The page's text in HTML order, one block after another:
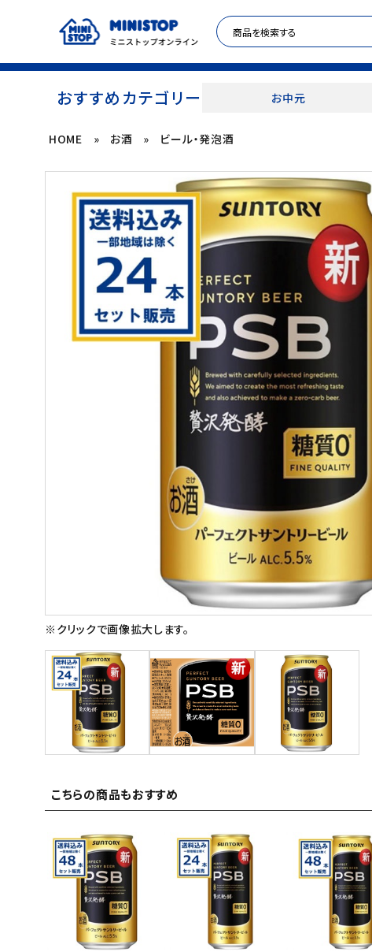
おすすめカテゴリー お中元
ACCOUNT MENU
ログイン person 新規登録
フードロス
ペット用品
SHOP GUIDE
ご利用ガイド
特定商取引法表示について
プライバシーポリシー
利用規約
HOME » お酒 » ビール・発泡酒
※クリックで画像拡大します。
こちらの商品もおすすめ